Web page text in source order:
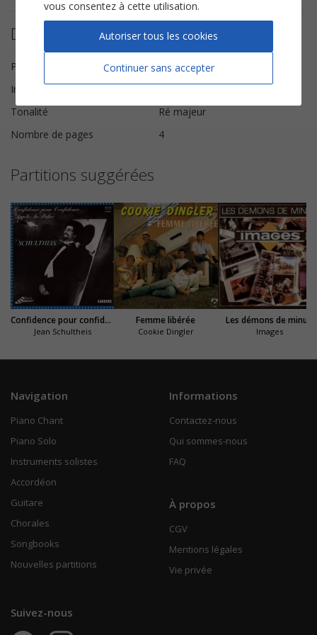
Détails de la partition
Paroles et Musique
Jean Garcia
Instrumentation
Tonalité
Ré majeur
Nombre de pages
4
Partitions suggérées
Confidence pour confidence
Jean Schultheis
Femme libérée
Cookie Dingler
Les démons de minuit
Images
Navigation
Piano Chant
Piano Solo
Instruments solistes
Accordéon
Guitare
Chorales
Songbooks
Nouvelles partitions
Informations
Contactez-nous
Qui sommes-nous
FAQ
À propos
CGV
Mentions légales
Vie privée
Suivez-nous
vous consentez à cette utilisation.
Continuer sans accepter
Autoriser tous les cookies